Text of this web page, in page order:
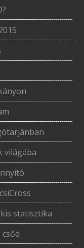
világába
statisztika